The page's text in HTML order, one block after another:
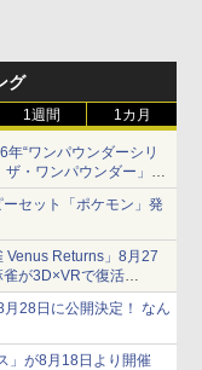
グ
1週間 1カ月
“ワンパウンダーシリ
ザ・ワンパウンダー」を
ース」を使用した超大
セット「ポケモン」発
30匹が大集合
Venus Returns」8月27
雀が3D×VRで復活
フになるセールが実施
月28日に公開決定！ なん
」が8月18日より開催